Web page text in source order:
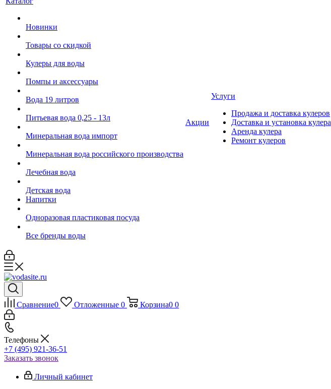
Новинки
Товары со скидкой
Кулеры для воды
Помпы и аксессуары
Вода 19 литров
Питьевая вода 0,25 - 13л
Минеральная вода импорт
Минеральная вода российского производства
Лечебная вода
Детская вода
Напитки
Одноразовая пластиковая посуда
Все бренды воды
Акции
Услуги
Продажа и доставка кулеров
Доставка и установка кулера
Аренда кулера
Ремонт кулеров
Сравнение0 Отложенные 0 Корзина0 0
Телефоны
+7 (495) 921-36-51
Заказать звонок
Личный кабинет